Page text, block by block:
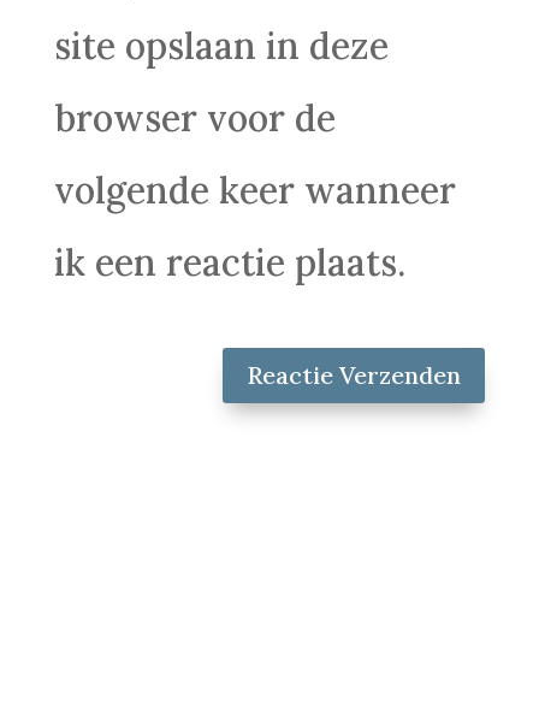
site opslaan in deze
browser voor de
volgende keer wanneer
ik een reactie plaats.
Reactie Verzenden